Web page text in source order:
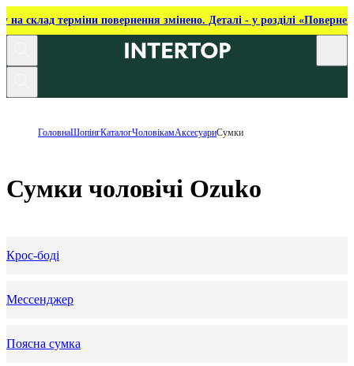
на склад терміни повернення змінено. Деталі - у розділі
ГоловнаШопінгКаталогЧоловікамАксесуариСумки
Сумки чоловічі Ozuko
Крос-боді
Мессенджер
Поясна сумка